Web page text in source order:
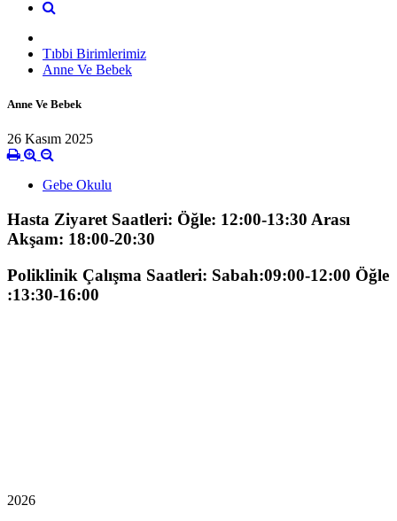
Tıbbi Birimlerimiz
Anne Ve Bebek
Anne Ve Bebek
26 Kasım 2025
Gebe Okulu
Hasta Ziyaret Saatleri: Öğle: 12:00-13:30 Arası
Akşam: 18:00-20:30
Poliklinik Çalışma Saatleri: Sabah:09:00-12:00 Öğle
:13:30-16:00
2026